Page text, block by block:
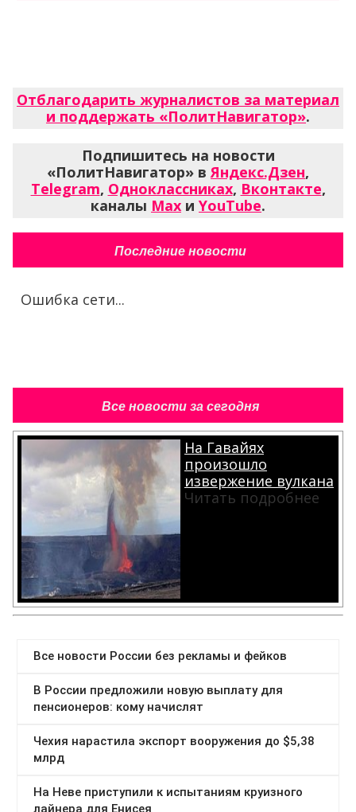
Отблагодарить журналистов за материал
и поддержать «ПолитНавигатор».
Подпишитесь на новости
«ПолитНавигатор» в Яндекс.Дзен,
Telegram, Одноклассниках, Вконтакте,
каналы Max и YouTube.
Последние новости
Ошибка сети...
Все новости за сегодня
На Гавайях
произошло
извержение вулкана
Читать подробнее